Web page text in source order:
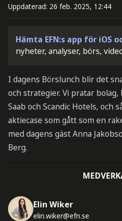
Uppdaterad: 26 feb. 2025, 12:44
Hämta EFN:s app för iOS
nyheter, analyser, börs,
I dagens Börslunch blir det
och strategier. Vi pratar
Saab och Scandic Hotels, och
aktiecase som gått som en
med dagens gäst Anna
Berg.
Elin Wiker
elin.wiker@efn.se